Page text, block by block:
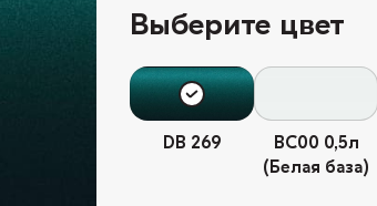
Выберите цвет
DB 269
BC00 0,5л
(Белая база)